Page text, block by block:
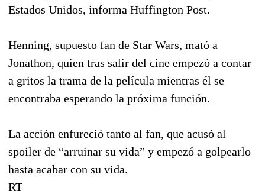
Estados Unidos, informa Huffington Post.
Henning, supuesto fan de Star Wars, mató a
Jonathon, quien tras salir del cine empezó a contar
a gritos la trama de la película mientras él se
encontraba esperando la próxima función.
La acción enfureció tanto al fan, que acusó al
spoiler de “arruinar su vida” y empezó a golpearlo
hasta acabar con su vida.
RT